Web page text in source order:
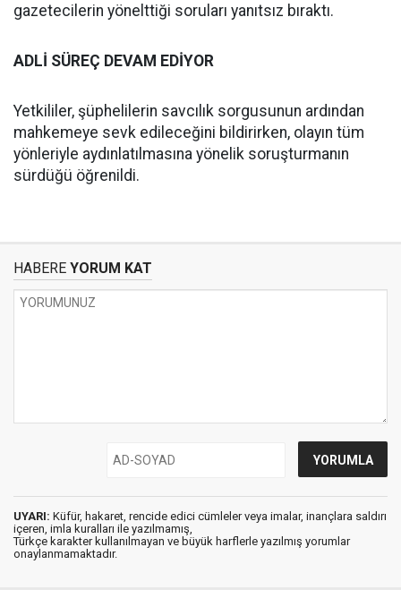
gazetecilerin yönelttiği soruları yanıtsız bıraktı.
ADLİ SÜREÇ DEVAM EDİYOR
Yetkililer, şüphelilerin savcılık sorgusunun ardından
mahkemeye sevk edileceğini bildirirken, olayın tüm
yönleriyle aydınlatılmasına yönelik soruşturmanın
sürdüğü öğrenildi.
HABERE YORUM KAT
UYARI: Küfür, hakaret, rencide edici cümleler veya imalar, inançlara saldırı
içeren, imla kuralları ile yazılmamış,
Türkçe karakter kullanılmayan ve büyük harflerle yazılmış yorumlar
onaylanmamaktadır.